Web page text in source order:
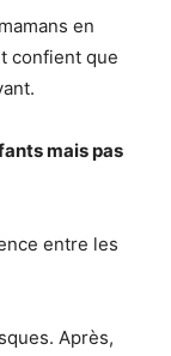
en
confient que
mais pas
entre les
Après,